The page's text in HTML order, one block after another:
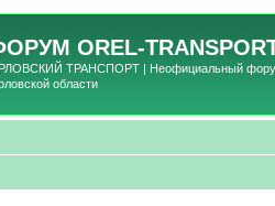
OREL-
ТРАНСПОРТ | Неофициальный форум
области